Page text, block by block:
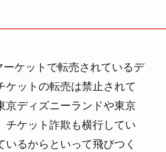
ケットで転売されているデ
ケットの転売は禁止されて
京ディズニーランドや東京
チケット詐欺も横行してい
るからといって飛びつく